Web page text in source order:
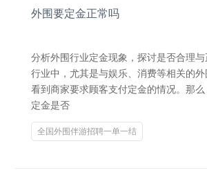
外围要定金正常吗
分析外围行业定金现象，探讨是否合理
行业中，尤其是与娱乐、消费等相关的
看到商家要求顾客支付定金的情况。那
定金是否
全国外围伴游招聘一单一结